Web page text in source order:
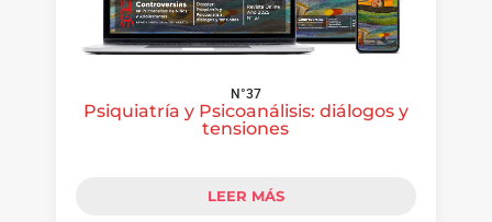
N°37
Psiquiatría y Psicoanálisis: diálogos y
tensiones
LEER MÁS